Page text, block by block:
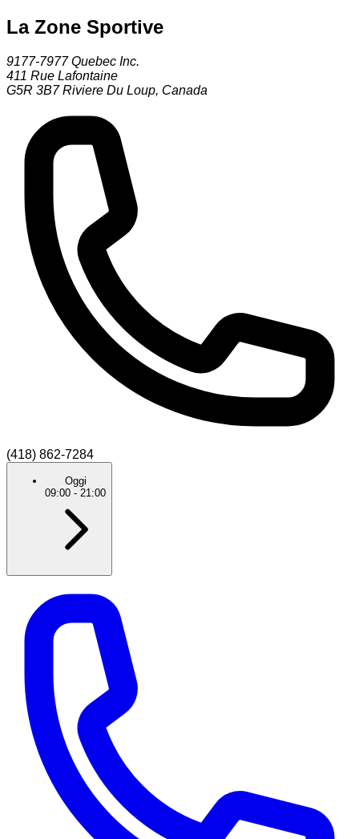
La Zone Sportive
9177-7977 Quebec Inc.
411 Rue Lafontaine
G5R 3B7 Riviere Du Loup, Canada
(418) 862-7284
Oggi
09:00 - 21:00